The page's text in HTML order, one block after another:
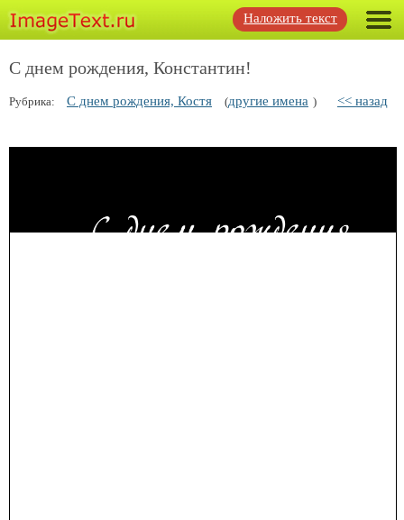
Наложить текст
С днем рождения, Константин!
Рубрика: С днем рождения, Костя (другие имена ) << назад